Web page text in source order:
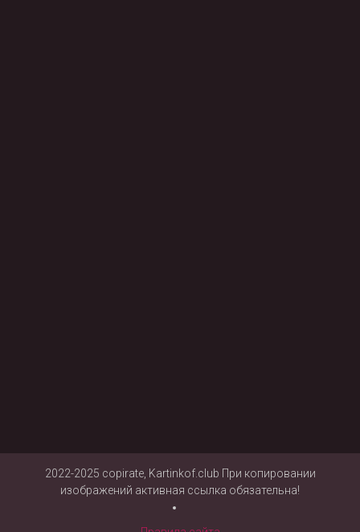
2022-2025 copirate, Kartinkof.club При копировании
изображений активная ссылка обязательна!